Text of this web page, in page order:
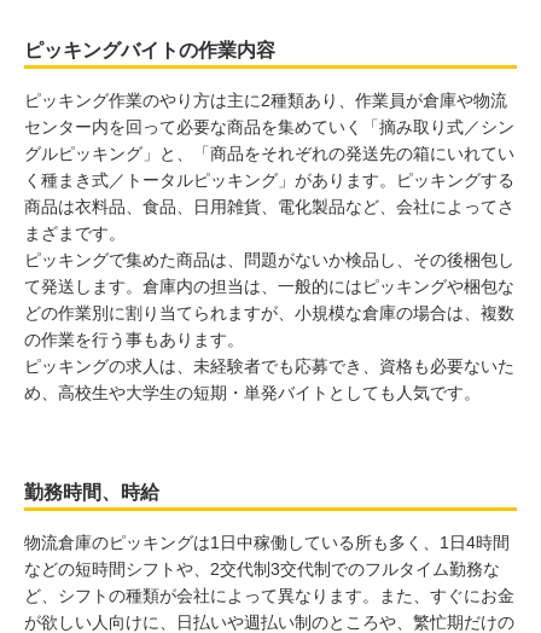
ピッキングバイトの作業内容
ピッキング作業のやり方は主に2種類あり、作業員が倉庫や物流
センター内を回って必要な商品を集めていく「摘み取り式／シン
グルピッキング」と、「商品をそれぞれの発送先の箱にいれてい
く種まき式／トータルピッキング」があります。ピッキングする
商品は衣料品、食品、日用雑貨、電化製品など、会社によってさ
まざまです。
ピッキングで集めた商品は、問題がないか検品し、その後梱包し
て発送します。倉庫内の担当は、一般的にはピッキングや梱包な
どの作業別に割り当てられますが、小規模な倉庫の場合は、複数
の作業を行う事もあります。
ピッキングの求人は、未経験者でも応募でき、資格も必要ないた
め、高校生や大学生の短期・単発バイトとしても人気です。
勤務時間、時給
物流倉庫のピッキングは1日中稼働している所も多く、1日4時間
などの短時間シフトや、2交代制3交代制でのフルタイム勤務な
ど、シフトの種類が会社によって異なります。また、すぐにお金
が欲しい人向けに、日払いや週払い制のところや、繁忙期だけの